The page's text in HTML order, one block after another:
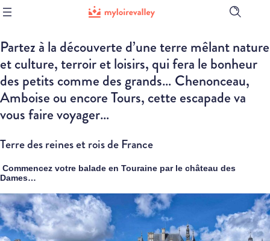
Ouvrir
de
Partez à la découverte d’une terre mêlant nature
et culture, terroir et loisirs, qui fera le bonheur
des petits comme des grands… Chenonceau,
Amboise ou encore Tours, cette escapade va
vous faire voyager…
Terre des reines et rois de France
Commencez votre balade en Touraine par le château des
Dames…